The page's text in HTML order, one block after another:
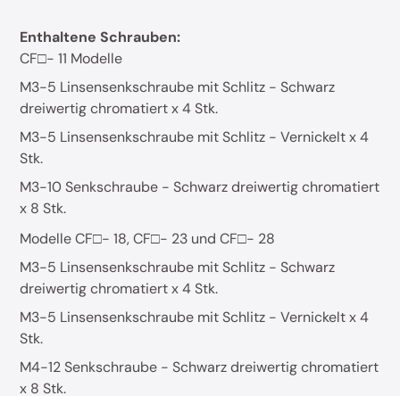
Enthaltene Schrauben:
CF□- 11 Modelle
M3-5 Linsensenkschraube mit Schlitz - Schwarz
dreiwertig chromatiert x 4 Stk.
M3-5 Linsensenkschraube mit Schlitz - Vernickelt x 4
Stk.
M3-10 Senkschraube - Schwarz dreiwertig chromatiert
x 8 Stk.
Modelle CF□- 18, CF□- 23 und CF□- 28
M3-5 Linsensenkschraube mit Schlitz - Schwarz
dreiwertig chromatiert x 4 Stk.
M3-5 Linsensenkschraube mit Schlitz - Vernickelt x 4
Stk.
M4-12 Senkschraube - Schwarz dreiwertig chromatiert
x 8 Stk.